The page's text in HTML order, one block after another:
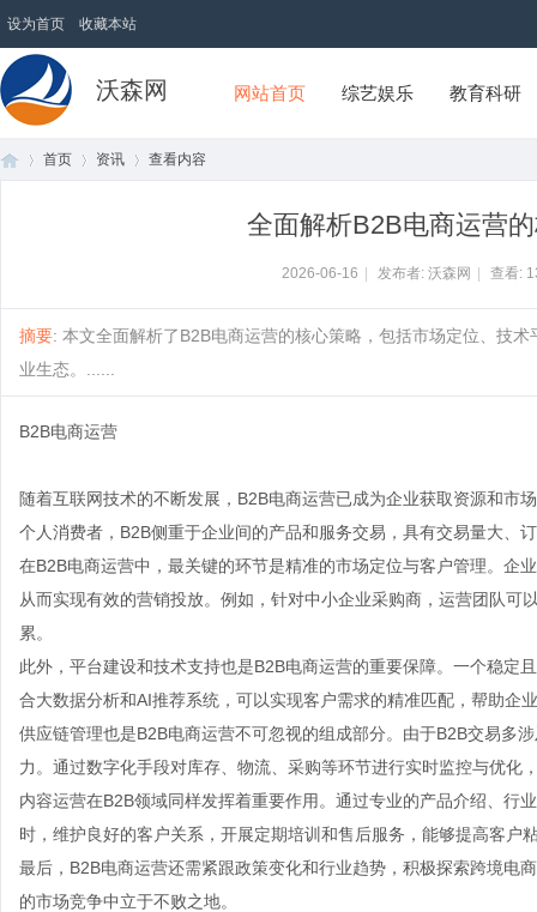
设为首页 收藏本站
沃森网 网站首页 综艺娱乐 教育科研
首页 资讯 查看内容
全面解析B2B电商运营
2026-06-16 发布者: 沃森网 查看:
摘要: 本文全面解析了B2B电商运营的核心策略，包括市场定位、技
业生态。......
B2B电商运营
随着互联网技术的不断发展，B2B电商运营已成为企业获取资源和市
个人消费者，B2B侧重于企业间的产品和服务交易，具有交易量大、
在B2B电商运营中，最关键的环节是精准的市场定位与客户管理。企
从而实现有效的营销投放。例如，针对中小企业采购商，运营团队
累。
此外，平台建设和技术支持也是B2B电商运营的重要保障。一个稳定
合大数据分析和AI推荐系统，可以实现客户需求的精准匹配，帮助企
供应链管理也是B2B电商运营不可忽视的组成部分。由于B2B交易多
力。通过数字化手段对库存、物流、采购等环节进行实时监控与优化
内容运营在B2B领域同样发挥着重要作用。通过专业的产品介绍、行
时，维护良好的客户关系，开展定期培训和售后服务，能够提高客户
最后，B2B电商运营还需紧跟政策变化和行业趋势，积极探索跨境电
的市场竞争中立于不败之地。